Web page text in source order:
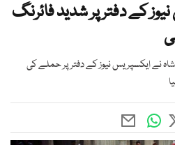
کے دفتر پر شدید فائرنگ
شاہ نے ایکسپریس نیوز کے دفتر پر حملے کی